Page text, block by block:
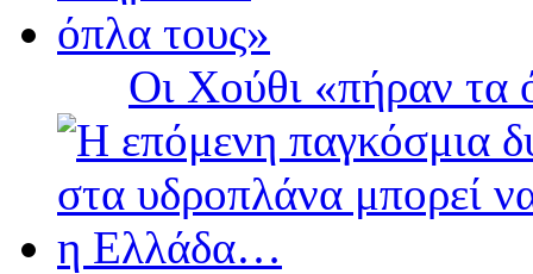
Οι Χούθι «πήραν τα